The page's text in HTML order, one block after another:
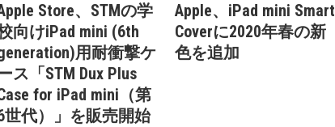
Store、STMの学
向けiPad mini (6th
用耐衝撃ケ
ス「STM Dux Plus
for iPad mini（第
世代）」を販売開始
Apple、iPad mini Smart
Coverに2020年春の新
色を追加